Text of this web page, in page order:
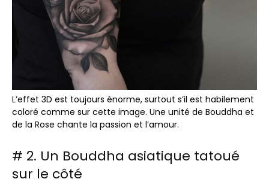
L’effet 3D est toujours énorme, surtout s’il est habilement
coloré comme sur cette image. Une unité de Bouddha et
de la Rose chante la passion et l’amour.
# 2. Un Bouddha asiatique tatoué
sur le côté